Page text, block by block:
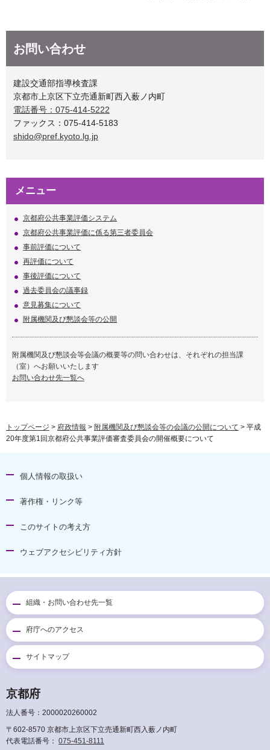
お問い合わせ
建設交通部指導検査課
京都市上京区下立売通新町西入薮ノ内町
電話番号：075-414-5222
ファックス：075-414-5183
shido@pref.kyoto.lg.jp
メニュー
京都府公共事業評価システム
京都府公共事業評価に係る第三者委員会
事前評価について
再評価について
事後評価について
過去委員会の議事録
意見募集について
附属機関及び懇談会等の公開
附属機関及び懇談会等会議の概要等の問い合わせは、それぞれの担当課
（室）へお願いいたします
お問い合わせ先一覧へ
トップページ > 府政情報 > 附属機関及び懇談会等の会議の公開について > 平成
20年度第1回京都府公共事業評価審査委員会の開催概要について
個人情報の取扱い
著作権・リンク等
このサイトの考え方
ウェブアクセシビリティ方針
組織・お問い合わせ先一覧
府庁へのアクセス
サイトマップ
京都府
法人番号：2000020260002
〒602-8570 京都市上京区下立売通新町西入薮ノ内町
代表電話番号： 075-451-8111